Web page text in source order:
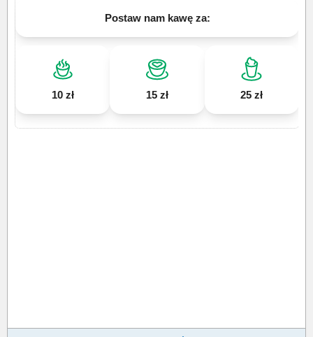
Postaw nam kawę za:
10 zł 15 zł 25 zł